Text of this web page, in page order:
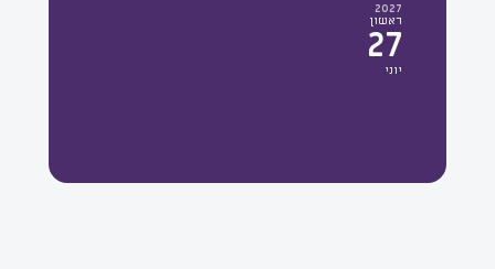
2027
ראשון
27
יוני